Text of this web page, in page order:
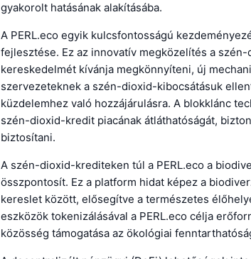
gyakorolt hatásának alakításába.
A PERL.eco egyik kulcsfontosságú
fejlesztése. Ez az innovatív megközelítés a
kereskedelmét kívánja megkönnyíteni, új
szervezeteknek a szén-dioxid-kibocsátásuk
küzdelemhez való hozzájárulásra. A blokklánc
szén-dioxid-kredit piacának átláthatóságát,
biztosítani.
A szén-dioxid-krediteken túl a PERL.eco a
összpontosít. Ez a platform hidat képez a
kereslet között, elősegítve a természetes
eszközök tokenizálásával a PERL.eco célja
közösség támogatása az ökológiai